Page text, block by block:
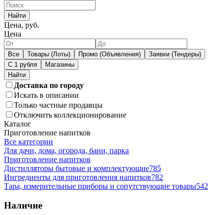
Найти
Цена, руб.
Цена
Все Товары (Лоты) Промо (Объявления)
Заявки (Тендеры)
С 1 рубля
Магазины
Доставка по городу
Искать в описании
Только частные продавцы
Отключить коллекционирование
Каталог
Приготовление напитков
Все категории
Для дачи, дома, огорода, бани, парка
Приготовление напитков
Дистилляторы бытовые и комплектующие785
Ингредиенты для приготовления напитков782
Тара, измерительные приборы и сопутствующие товары542
Наличие